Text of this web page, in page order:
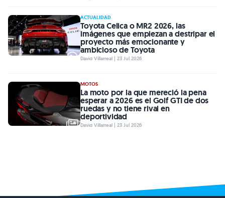
ACTUALIDAD
Toyota Celica o MR2 2026, las
imágenes que empiezan a destripar el
proyecto más emocionante y
ambicioso de Toyota
David Villarreal | 23 Jul 2026
MOTOS
La moto por la que mereció la pena
esperar a 2026 es el Golf GTI de dos
ruedas y no tiene rival en
deportividad
David Villarreal | 23 Jul 2026